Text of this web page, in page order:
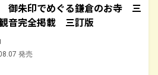
御朱印でめぐる鎌倉のお寺 三
音完全掲載 三訂版
発売